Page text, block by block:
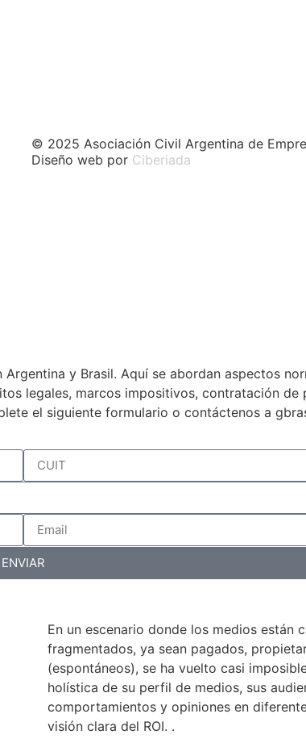
© 2025 Asociación Civil Argentina de
Diseño web por Ciberiada
y Brasil. Aquí se abordan aspectos
legales, marcos impositivos, contratación de
el siguiente formulario o contáctenos a
ENVIAR
En un escenario donde los medios están
fragmentados, ya sean pagados,
(espontáneos), se ha vuelto casi
holística de su perfil de medios, sus
comportamientos y opiniones en
visión clara del ROI. .